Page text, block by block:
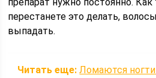
перестанете это делать,
выпадать.
Читать еще: Ломаются ногти